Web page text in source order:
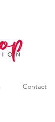
Contact